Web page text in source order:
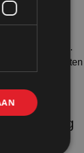
wit 1-zijdig